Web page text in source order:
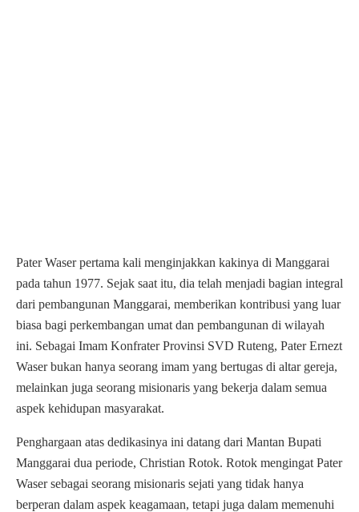
Pater Waser pertama kali menginjakkan kakinya di Manggarai
pada tahun 1977. Sejak saat itu, dia telah menjadi bagian integral
dari pembangunan Manggarai, memberikan kontribusi yang luar
biasa bagi perkembangan umat dan pembangunan di wilayah
ini. Sebagai Imam Konfrater Provinsi SVD Ruteng, Pater Ernezt
Waser bukan hanya seorang imam yang bertugas di altar gereja,
melainkan juga seorang misionaris yang bekerja dalam semua
aspek kehidupan masyarakat.
Penghargaan atas dedikasinya ini datang dari Mantan Bupati
Manggarai dua periode, Christian Rotok. Rotok mengingat Pater
Waser sebagai seorang misionaris sejati yang tidak hanya
berperan dalam aspek keagamaan, tetapi juga dalam memenuhi